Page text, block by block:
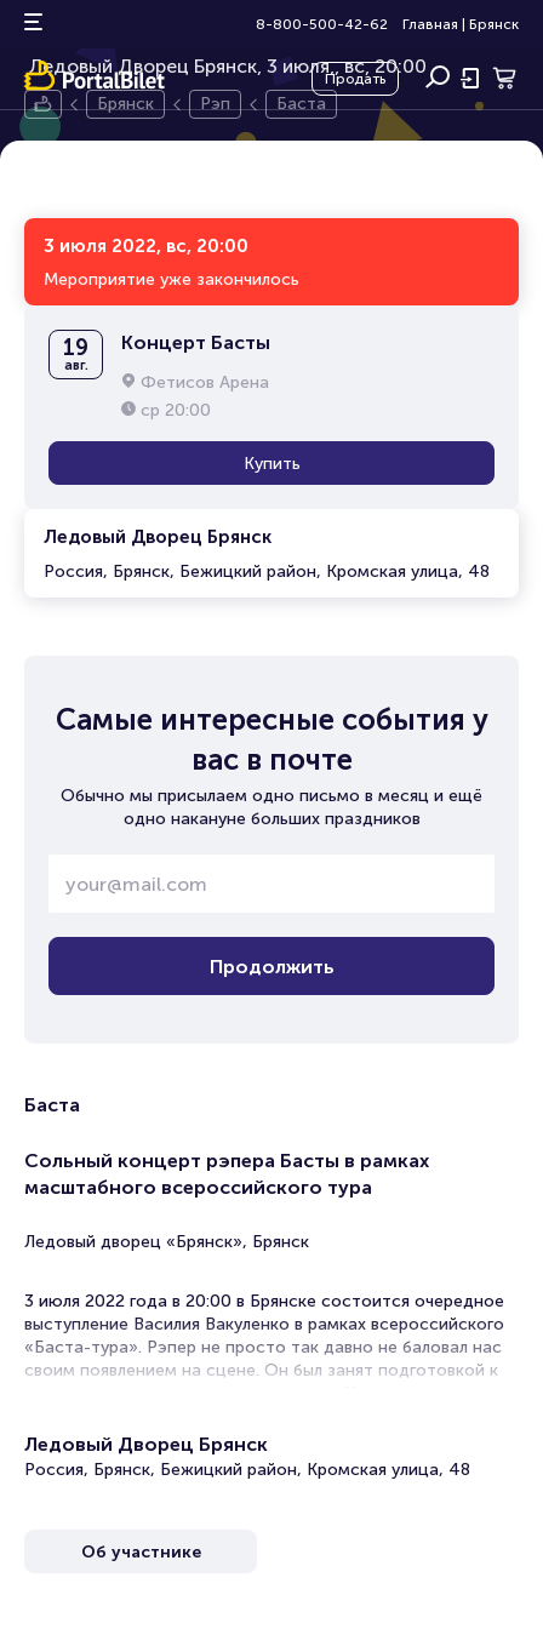
8-800-500-42-62 Главная Брянск
Продать
Баста
Ледовый Дворец Брянск, 3 июля, вс, 20:00
Брянск Рэп Баста
3 июля 2022, вс, 20:00
Мероприятие уже закончилось
Ледовый Дворец Брянск
Россия, Брянск, Бежицкий район, Кромская улица, 48
19
авг.
Концерт Басты
Фетисов Арена
ср 20:00
Купить
Самые интересные события у
вас в почте
Обычно мы присылаем одно письмо в месяц и ещё
одно накануне больших праздников
Продолжить
Баста
Сольный концерт рэпера Басты в рамках
масштабного всероссийского тура
Ледовый дворец «Брянск», Брянск
3 июля 2022 года в 20:00 в Брянске состоится очередное
выступление Василия Вакуленко в рамках всероссийского
«Баста-тура». Рэпер не просто так давно не баловал нас
своим появлением на сцене. Он был занят подготовкой к
Поэтому обновленная программа – это десятки городов,
песни-классика, новые размышления, старые друзья и те,
В программе вечера композиции начиная с хитов с
Ледовый Дворец Брянск
Россия, Брянск, Бежицкий район, Кромская улица, 48
Об участнике